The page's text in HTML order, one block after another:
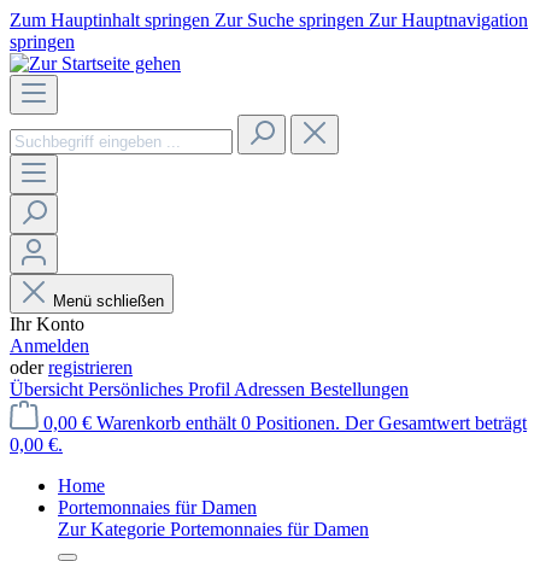
Zum Hauptinhalt springen Zur Suche springen Zur Hauptnavigation
springen
Menü schließen
Ihr Konto
Anmelden
oderregistrieren
Übersicht Persönliches Profil Adressen Bestellungen
0,00 € Warenkorb enthält 0 Positionen. Der Gesamtwert beträgt
0,00 €.
Home
Portemonnaies für Damen
Zur Kategorie Portemonnaies für Damen